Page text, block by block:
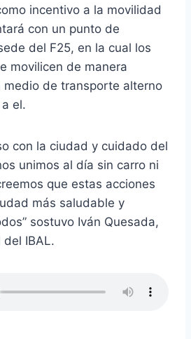
incentivo a la movilidad
con un punto de
del F25, en la cual los
movilicen de manera
medio de transporte alterno
el.
con la ciudad y cuidado del
unimos al día sin carro ni
que estas acciones
más saludable y
sostuvo Iván Quesada,
IBAL.